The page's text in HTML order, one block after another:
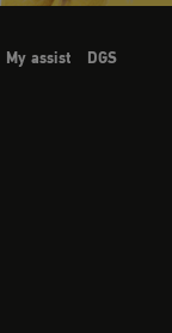
My assist
DGS